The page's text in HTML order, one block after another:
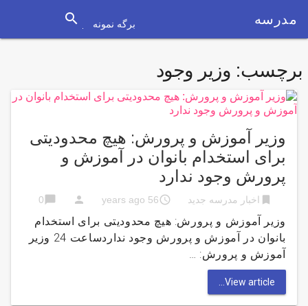
مدرسه برگه نمونه search
برچسب: وزیر وجود
وزیر آموزش و پرورش: هیچ محدودیتی
برای استخدام بانوان در آموزش و
پرورش وجود ندارد
bookmark اخبار مدرسه جدید access_time
56 years ago
person
chat_bubble
0
وزیر آموزش و پرورش: هیچ محدودیتی برای استخدام
بانوان در آموزش و پرورش وجود نداردساعت 24 وزیر
آموزش و پرورش: …
View article...